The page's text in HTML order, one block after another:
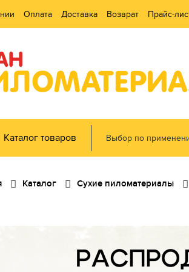
Оплата Доставка Возврат Прайс-
Каталог товаров Выбор по
Каталог Сухие пиломатериалы